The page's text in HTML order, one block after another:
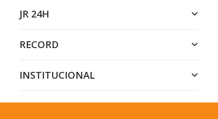
JR 24H
RECORD
INSTITUCIONAL